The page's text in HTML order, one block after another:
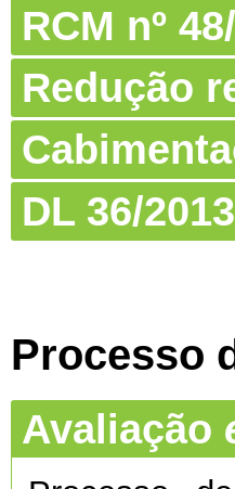
RCM nº
Redução
DL 36/2013
Processo
Avaliação